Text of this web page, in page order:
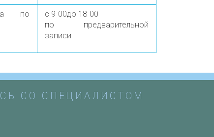
по
с 9-00до 18-00
по предварительной
записи
СО СПЕЦИАЛИСТОМ